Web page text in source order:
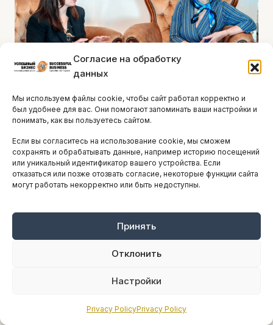
Согласие на обработку
данных
Мы используем файлы cookie, чтобы сайт работал корректно и
был удобнее для вас. Они помогают запоминать ваши настройки и
понимать, как вы пользуетесь сайтом.
Если вы согласитесь на использование cookie, мы сможем
сохранять и обрабатывать данные, например историю посещений
или уникальный идентификатор вашего устройства. Если
отказаться или позже отозвать согласие, некоторые функции сайта
могут работать некорректно или быть недоступны.
Принять
Отклонить
Настройки
Privacy PolicyPrivacy Policy
ИНТЕРВЬЮ
Инна Торгомян: наши страны имеют
серьёзный потенциал для прогресса
во многих областях
Культурная и историческая близость,
отношений, активно…